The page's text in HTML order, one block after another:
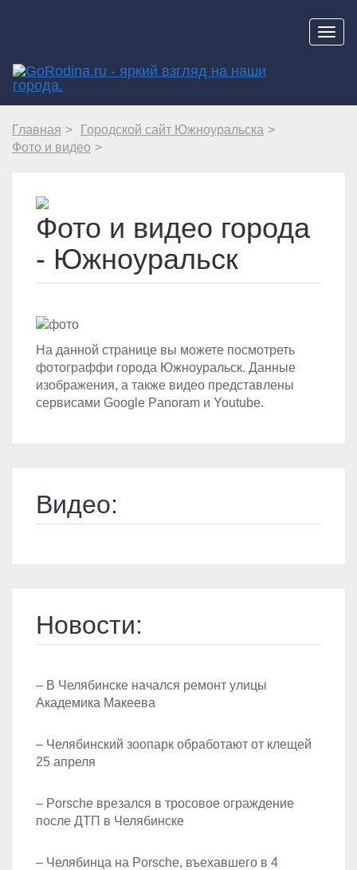
Главная
Городской сайт Южноуральска
Фото и видео
Фото и видео города
- Южноуральск
На данной странице вы можете посмотреть
фотограффи города Южноуральск. Данные
изображения, а также видео представлены
сервисами Google Panoram и Youtube.
Видео:
Новости:
– В Челябинске начался ремонт улицы
Академика Макеева
– Челябинский зоопарк обработают от клещей
25 апреля
– Porsche врезался в тросовое ограждение
после ДТП в Челябинске
– Челябинца на Porsche, въехавшего в 4